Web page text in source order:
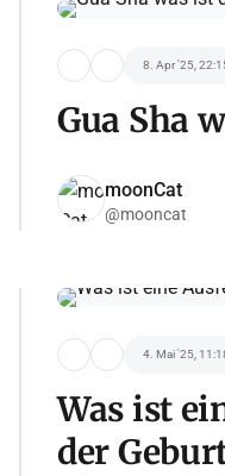
8. Apr '25,
Gua Sha
moonCat
@mooncat
4. Mai '25,
Was ist
der